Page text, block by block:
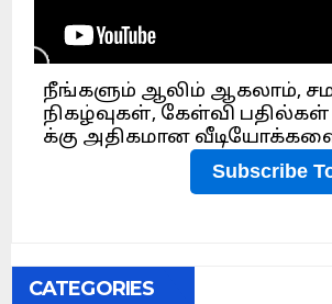
CATEGORIES